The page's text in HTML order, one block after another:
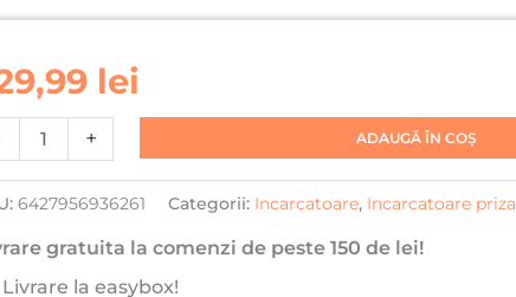
lei
+ ADAUGĂ ÎN COȘ
6427956936261 Categorii: Incarcatoare, Incarcatoare priza
gratuita la comenzi de peste 150 de lei!
Livrare la easybox!